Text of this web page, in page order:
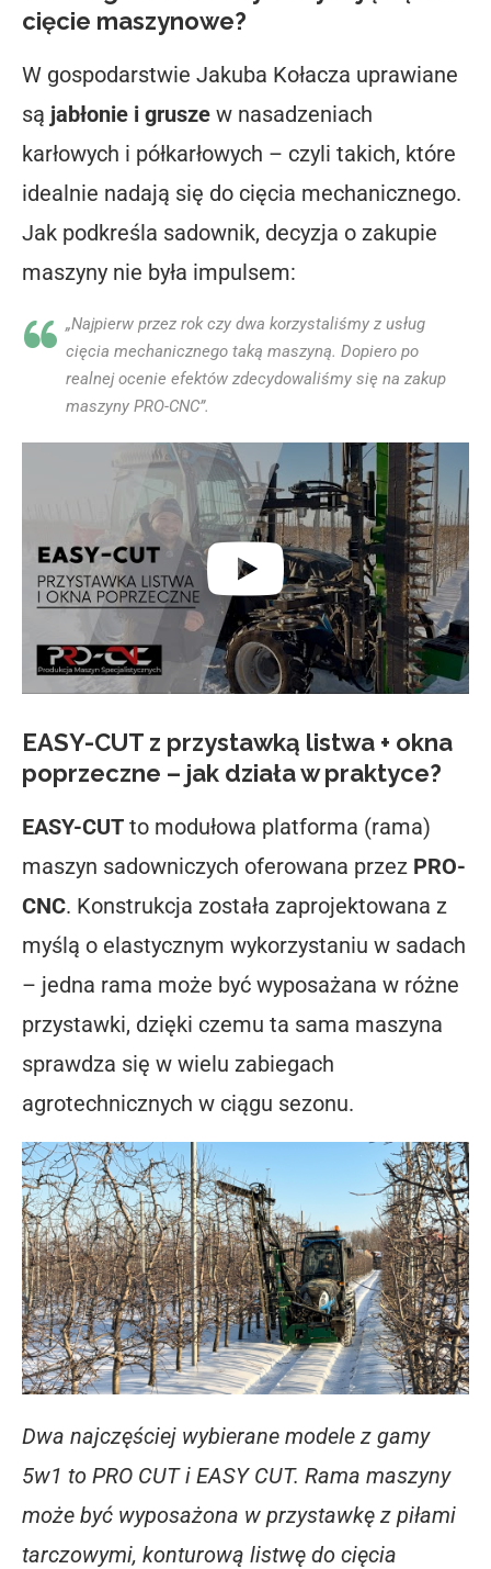
cięcie maszynowe?
W gospodarstwie Jakuba Kołacza uprawiane
są jabłonie i grusze w nasadzeniach
karłowych i półkarłowych – czyli takich, które
idealnie nadają się do cięcia mechanicznego.
Jak podkreśla sadownik, decyzja o zakupie
maszyny nie była impulsem:
„Najpierw przez rok czy dwa korzystaliśmy z usług
cięcia mechanicznego taką maszyną. Dopiero po
realnej ocenie efektów zdecydowaliśmy się na zakup
maszyny PRO-CNC”.
EASY-CUT z przystawką listwa + okna
poprzeczne – jak działa w praktyce?
EASY-CUT to modułowa platforma (rama)
maszyn sadowniczych oferowana przez PRO-
CNC. Konstrukcja została zaprojektowana z
myślą o elastycznym wykorzystaniu w sadach
– jedna rama może być wyposażana w różne
przystawki, dzięki czemu ta sama maszyna
sprawdza się w wielu zabiegach
agrotechnicznych w ciągu sezonu.
Dwa najczęściej wybierane modele z gamy
5w1 to PRO CUT i EASY CUT. Rama maszyny
może być wyposażona w przystawkę z piłami
tarczowymi, konturową listwę do cięcia